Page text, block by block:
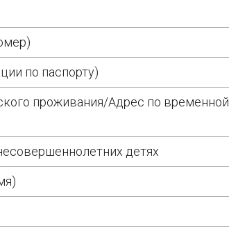
по паспорту)
проживания/Адрес по временной
детях